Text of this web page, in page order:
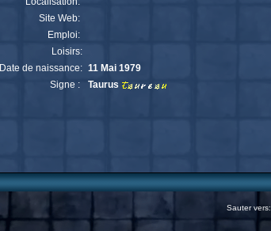
Site Web:
Emploi:
Loisirs:
Date de naissance: 11 Mai 1979
Signe :
Taurus
Sauter